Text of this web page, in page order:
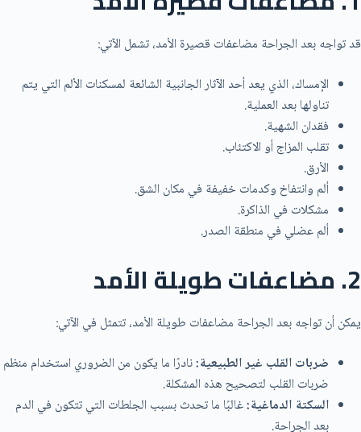
قد تواجه بعد الجراحة مضاعفات قصيرة الأمد، تشمل الآتي:
الإمساك، الذي يعد أحد الآثار الجانبية الشائعة لمسكنات الألم التي يتم
تناولها بعد العملية.
فقدان الشهية.
تقلب المزاج أو الاكتئاب.
الأرق.
ألم وانتفاخ وكدمات خفيفة في مكان الشق.
مشكلات في الذاكرة.
ألم عضلي في منطقة الصدر.
2. مضاعفات طويلة الأمد
يمكن أن تواجه بعد الجراحة مضاعفات طويلة الأمد، تتمثل في الآتي:
ضربات القلب غير الطبيعية:نادرًا ما يكون من الضروري استخدام منظم
ضربات القلب لتصحيح هذه المشكلة.
السكتة الدماغية:غالبًا ما تحدث بسبب الجلطات التي تتكون في الدم
بعد الجراحة.